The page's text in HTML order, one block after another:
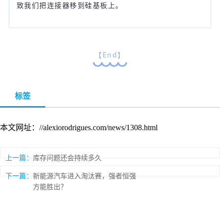
致我们把连接器移到硅基板上。
【 End 】
标签
本文网址：//alexiorodrigues.com/news/1308.html
上一篇： 库存问题还会持续多久
下一篇： 新能源汽车进入淘汰赛，强者恒强
方能胜出？